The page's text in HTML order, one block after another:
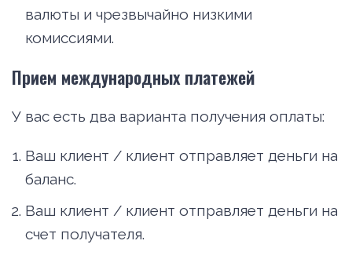
валюты и чрезвычайно низкими
комиссиями.
Прием международных платежей
У вас есть два варианта получения оплаты:
Ваш клиент / клиент отправляет деньги на
баланс.
Ваш клиент / клиент отправляет деньги на
счет получателя.